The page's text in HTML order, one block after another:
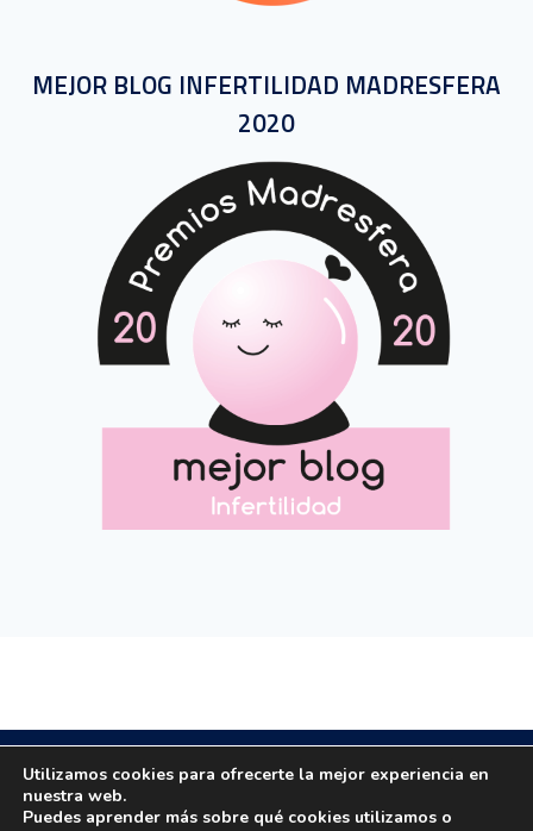
MEJOR BLOG INFERTILIDAD MADRESFERA
2020
Copyright © 2020 All rights reserved.
Utilizamos cookies para ofrecerte la mejor experiencia en
nuestra web.
Puedes aprender más sobre qué cookies utilizamos o